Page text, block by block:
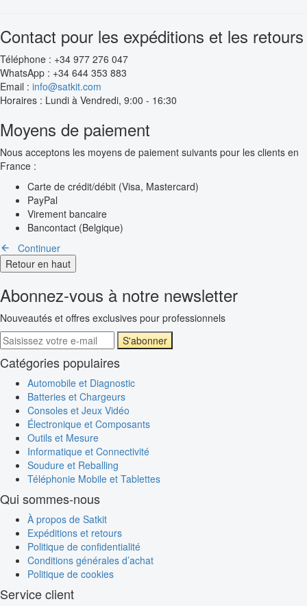
Contact pour les expéditions et les retours
Téléphone : +34 977 276 047
WhatsApp : +34 644 353 883
Email : info@satkit.com
Horaires : Lundi à Vendredi, 9:00 - 16:30
Moyens de paiement
Nous acceptons les moyens de paiement suivants pour les clients en
France :
Carte de crédit/débit (Visa, Mastercard)
PayPal
Virement bancaire
Bancontact (Belgique)
Continuer
Retour en haut
Abonnez-vous à notre newsletter
Nouveautés et offres exclusives pour professionnels
S'abonner
Catégories populaires
Automobile et Diagnostic
Batteries et Chargeurs
Consoles et Jeux Vidéo
Électronique et Composants
Outils et Mesure
Informatique et Connectivité
Soudure et Reballing
Téléphonie Mobile et Tablettes
Qui sommes-nous
À propos de Satkit
Expéditions et retours
Politique de confidentialité
Conditions générales d’achat
Politique de cookies
Service client